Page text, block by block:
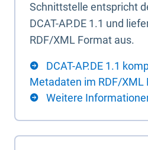
Schnittstelle entspricht
DCAT-AP.DE 1.1 und
RDF/XML Format aus.
DCAT-AP.DE 1.1
Metadaten im RDF/XML
Weitere